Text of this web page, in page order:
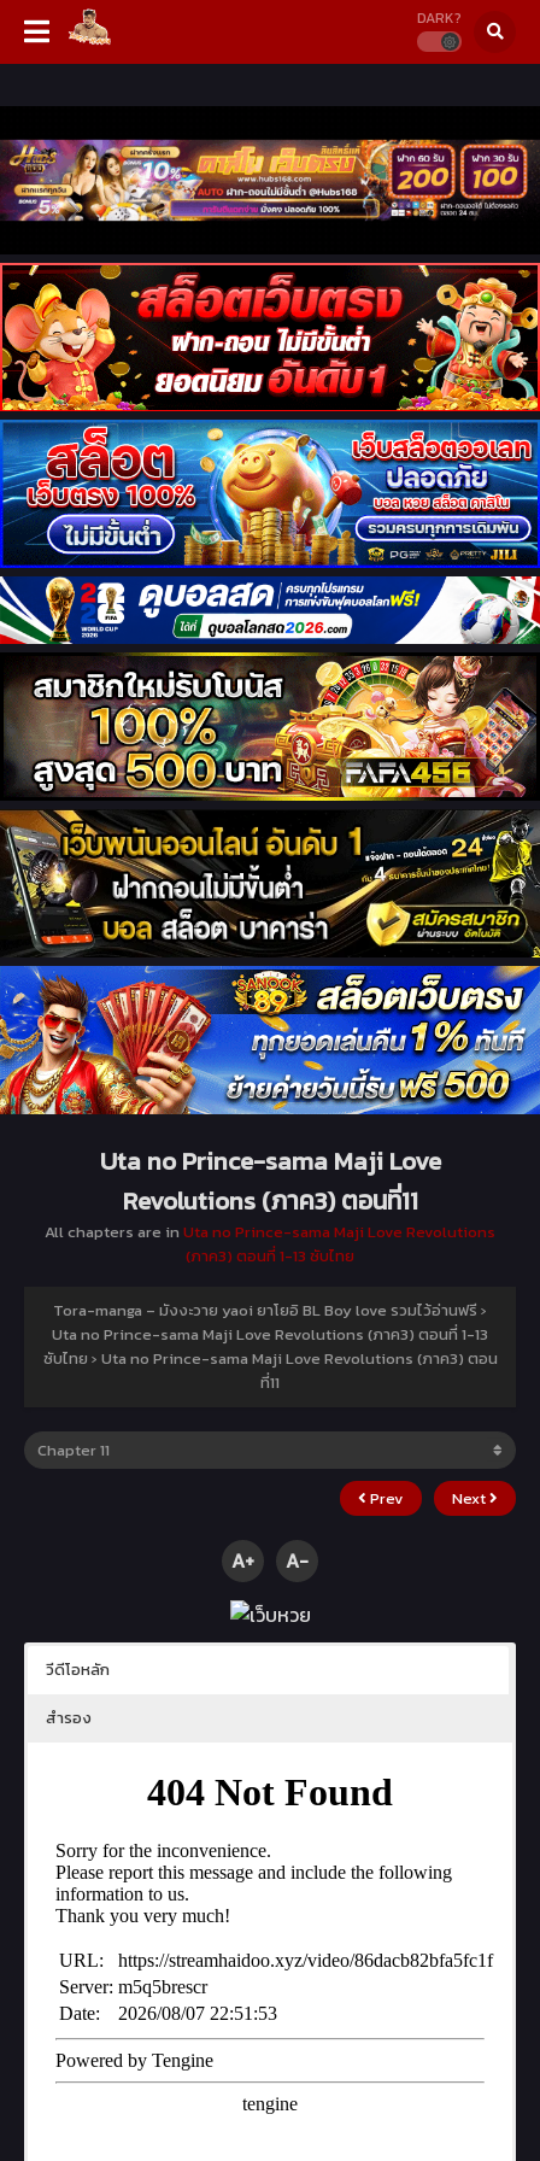
DARK?
Uta no Prince-sama Maji Love
Revolutions (ภาค3) ตอนที่11
All chapters are in Uta no Prince-sama Maji Love Revolutions
(ภาค3) ตอนที่ 1-13 ซับไทย
Tora-manga – มังงะวาย yaoi ยาโยอิ BL Boy love รวมไว้อ่านฟรี ›
Uta no Prince-sama Maji Love Revolutions (ภาค3) ตอนที่ 1-13
ซับไทย › Uta no Prince-sama Maji Love Revolutions (ภาค3) ตอน
ที่11
Prev Next
A+ A-
วีดีโอหลัก
สำรอง